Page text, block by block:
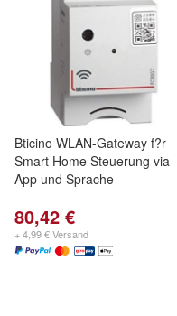
Bticino WLAN-Gateway f?r
Smart Home Steuerung via
App und Sprache
80,42 €
+ 4,99 € Versand